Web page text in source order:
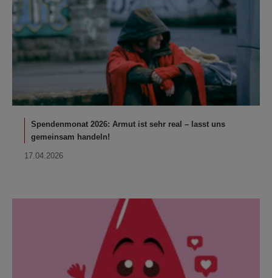
Spendenmonat 2026: Armut ist sehr real – lasst uns
gemeinsam handeln!
17.04.2026